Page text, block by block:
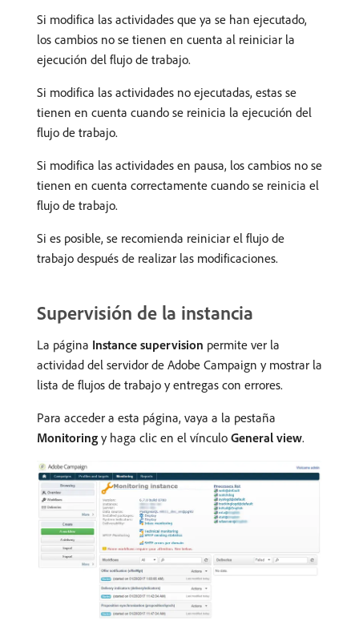
Si modifica las actividades que ya se han ejecutado,
los cambios no se tienen en cuenta al reiniciar la
ejecución del flujo de trabajo.
Si modifica las actividades no ejecutadas, estas se
tienen en cuenta cuando se reinicia la ejecución del
flujo de trabajo.
Si modifica las actividades en pausa, los cambios no se
tienen en cuenta correctamente cuando se reinicia el
flujo de trabajo.
Si es posible, se recomienda reiniciar el flujo de
trabajo después de realizar las modificaciones.
Supervisión de la instancia
La página Instance supervision permite ver la
actividad del servidor de Adobe Campaign y mostrar la
lista de flujos de trabajo y entregas con errores.
Para acceder a esta página, vaya a la pestaña
Monitoring y haga clic en el vínculo General view.